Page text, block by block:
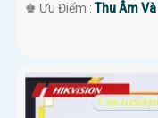
️♚ Ưu Điểm :Thu Âm